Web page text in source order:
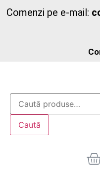
Comenzi pe e-mail:
Caută